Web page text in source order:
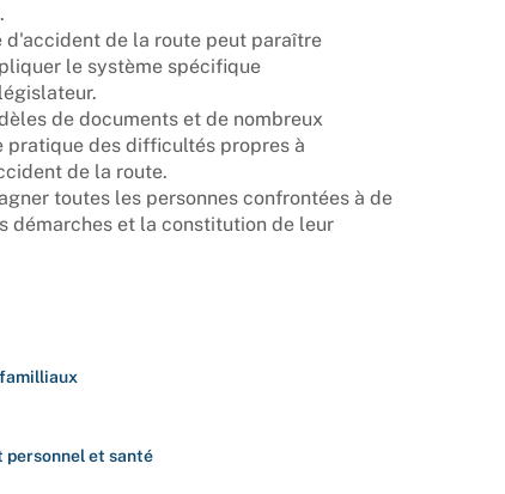
d'accident de la route peut paraître
le système spécifique
de documents et de nombreux
pratique des difficultés propres à
de la route.
toutes les personnes confrontées à de
démarches et la constitution de leur
personnel et santé